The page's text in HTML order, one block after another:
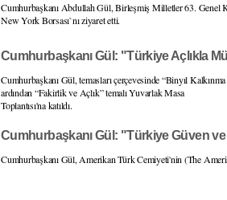
Cumhurbaşkanı Abdullah Gül, Birleşmiş Milletler 63. Genel
New York Borsası`nı ziyaret etti.
Cumhurbaşkanı Gül: "Türkiye Açlıkla
Cumhurbaşkanı Gül, temasları çerçevesinde “Binyıl
ardından “Fakirlik ve Açlık” temalı Yuvarlak Masa
Toplantısı'na katıldı.
Cumhurbaşkanı Gül: "Türkiye Güven
Cumhurbaşkanı Gül, Amerikan Türk Cemiyeti'nin (The